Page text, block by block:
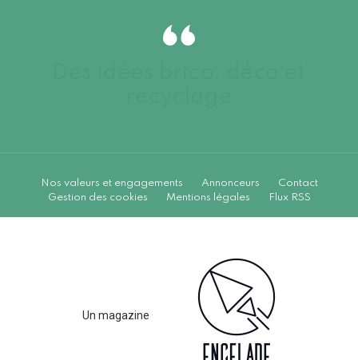
Nos valeurs et engagements Annonceurs
Contact
Gestion des cookies
Mentions légales Flux RSS
Un magazine